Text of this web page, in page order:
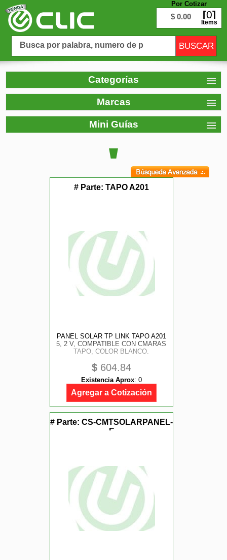
Por Cotizar
$ 0.00 0
Items
Categorías
Marcas
Mini Guías
# Parte: TAPO A201
PANEL SOLAR TP LINK TAPO A201
5, 2 V, COMPATIBLE CON CMARAS
TAPO, COLOR BLANCO.
$ 604.84
Existencia Aprox: 0
Agregar a Cotización
# Parte: CS-CMTSOLARPANEL-
E